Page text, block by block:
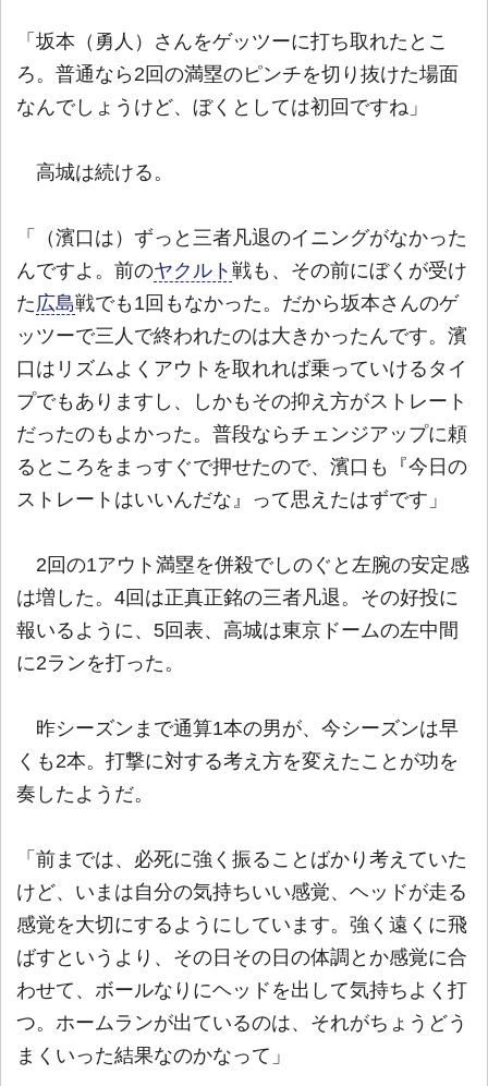
「坂本（勇人）さんをゲッツーに打ち取れたとこ
ろ。普通なら2回の満塁のピンチを切り抜けた場面
なんでしょうけど、ぼくとしては初回ですね」
高城は続ける。
「（濱口は）ずっと三者凡退のイニングがなかった
んですよ。前のヤクルト 戦も、その前にぼくが受け
た 広島戦でも1回もなかった。だから坂本さんのゲ
ッツーで三人で終われたのは大きかったんです。濱
口はリズムよくアウトを取れれば乗っていけるタイ
プでもありますし、しかもその抑え方がストレート
だったのもよかった。普段ならチェンジアップに頼
るところをまっすぐで押せたので、濱口も『今日の
ストレートはいいんだな』って思えたはずです」
2回の1アウト満塁を併殺でしのぐと左腕の安定感
は増した。4回は正真正銘の三者凡退。その好投に
報いるように、5回表、高城は東京ドームの左中間
に2ランを打った。
昨シーズンまで通算1本の男が、今シーズンは早
くも2本。打撃に対する考え方を変えたことが功を
奏したようだ。
「前までは、必死に強く振ることばかり考えていた
けど、いまは自分の気持ちいい感覚、ヘッドが走る
感覚を大切にするようにしています。強く遠くに飛
ばすというより、その日その日の体調とか感覚に合
わせて、ボールなりにヘッドを出して気持ちよく打
つ。ホームランが出ているのは、それがちょうどう
まくいった結果なのかなって」